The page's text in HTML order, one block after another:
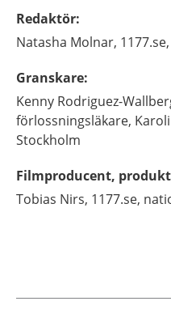
Redaktör:
Natasha Molnar,
Granskare:
Kenny Rodriguez-
förlossningsläkare,
Stockholm
Filmproducent,
Tobias Nirs, 1177.se,